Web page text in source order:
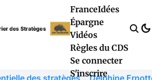
FranceIdées
Épargne
Vidéos
Règles du CDS
Se connecter
S'inscrire
des stratèges Delphine